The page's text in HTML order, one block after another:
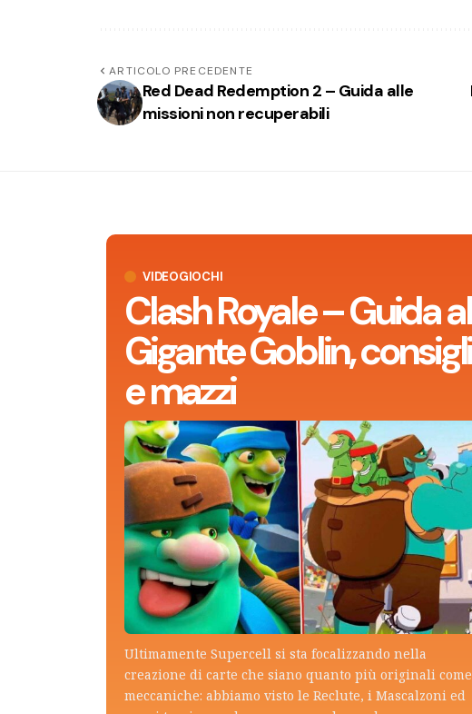
ARTICOLO PRECEDENTE
Red Dead Redemption 2 – Guida alle
missioni non recuperabili
VIDEOGIOCHI
Clash Royale – Guida al
Gigante Goblin, consigli
e mazzi
Ultimamente Supercell si sta focalizzando nella
creazione di carte che siano quanto più originali come
meccaniche: abbiamo visto le Reclute, i Mascalzoni ed